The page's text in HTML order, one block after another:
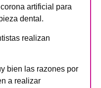
artificial para
dental.
realizan
bien las razones por
a realizar